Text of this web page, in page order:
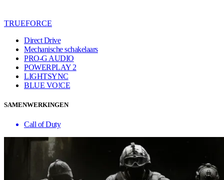
TRUEFORCE
Direct Drive
Mechanische schakelaars
PRO-G AUDIO
POWERPLAY 2
LIGHTSYNC
BLUE VO!CE
SAMENWERKINGEN
Call of Duty